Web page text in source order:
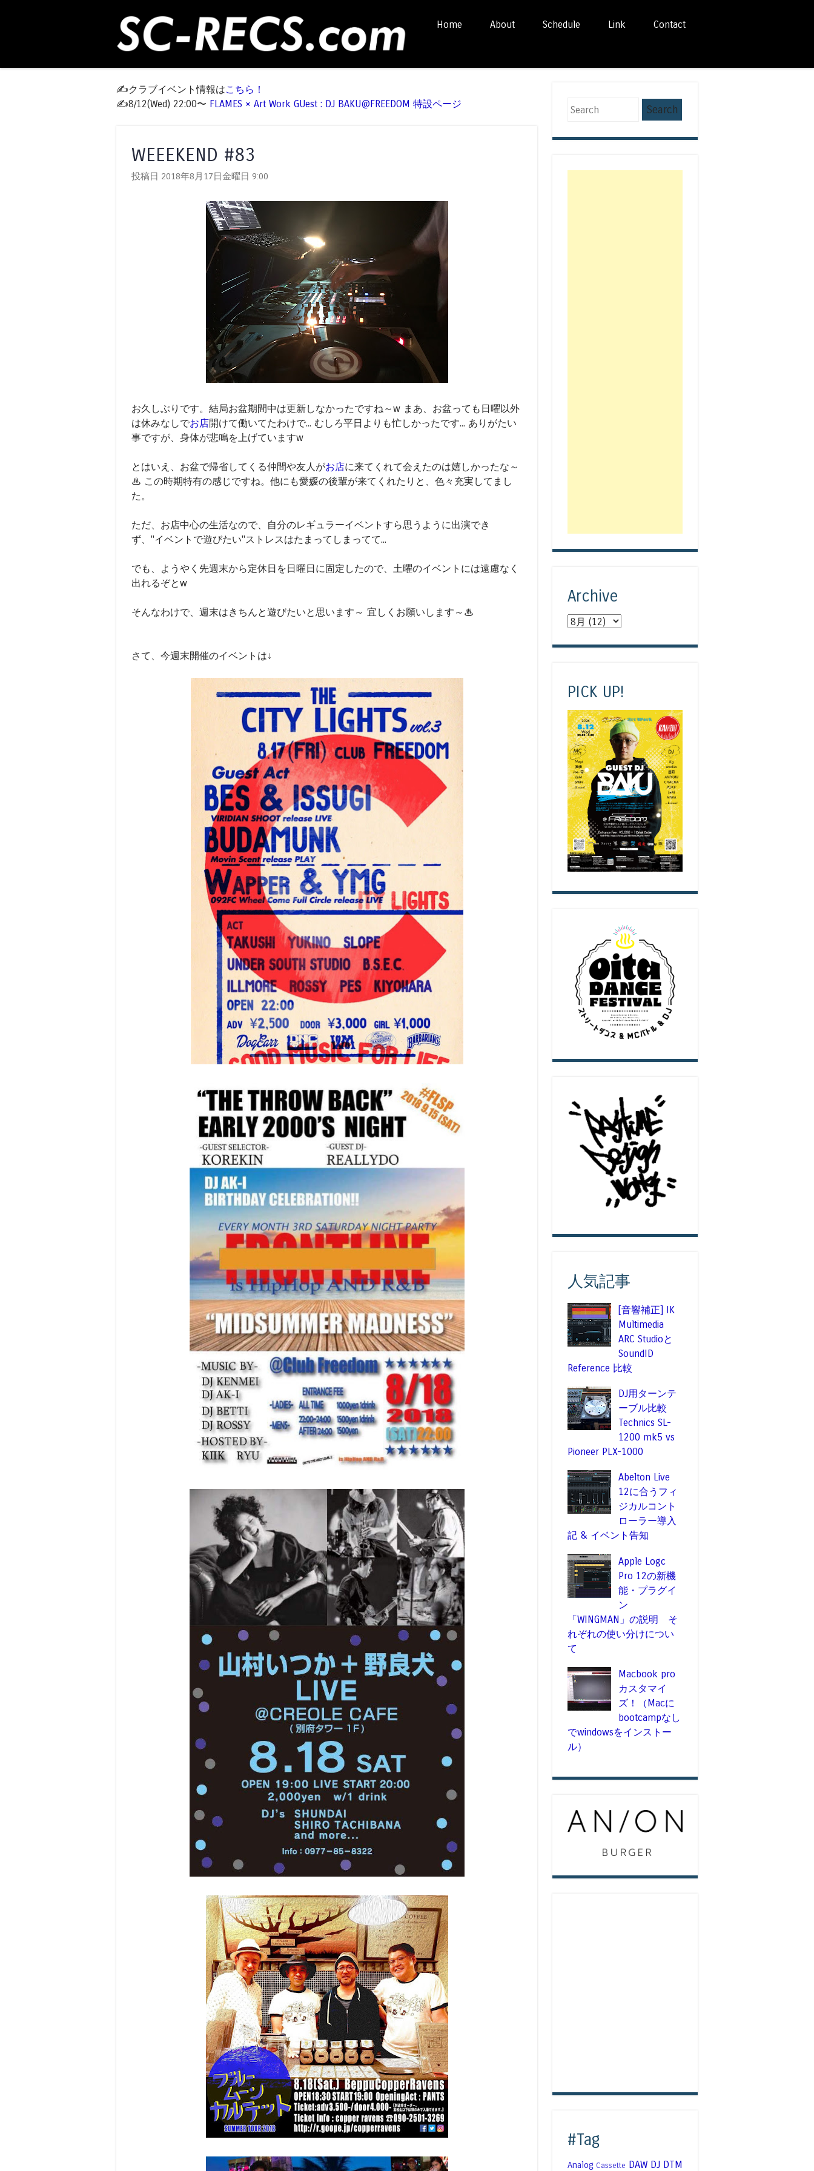
Skip to content
Home About Schedule Link Contact
✍️クラブイベント情報はこちら！
✍️8/12(Wed) 22:00〜 FLAMES × Art Work GUest : DJ BAKU@FREEDOM 特設ページ
WEEEKEND #83
投稿日 2018年8月17日金曜日 9:00
お久しぶりです。結局お盆期間中は更新しなかったですね～w まあ、お盆っても日曜以外
は休みなしでお店開けて働いてたわけで... むしろ平日よりも忙しかったです... ありがたい
事ですが、身体が悲鳴を上げていますw
とはいえ、お盆で帰省してくる仲間や友人がお店に来てくれて会えたのは嬉しかったな～
♨ この時期特有の感じですね。他にも愛媛の後輩が来てくれたりと、色々充実してまし
た。
ただ、お店中心の生活なので、自分のレギュラーイベントすら思うように出演でき
ず、"イベントで遊びたい"ストレスはたまってしまってて...
でも、ようやく先週末から定休日を日曜日に固定したので、土曜のイベントには遠慮なく
出れるぞとw
そんなわけで、週末はきちんと遊びたいと思います～ 宜しくお願いします～♨
さて、今週末開催のイベントは↓
Search
Archive
PICK UP!
人気記事
[音響補正] IK
Multimedia
ARC Studioと
SoundID
Reference 比較
DJ用ターンテ
ーブル比較
Technics SL-
1200 mk5 vs
Pioneer PLX-1000
Abelton Live
12に合うフィ
ジカルコント
ローラー導入
記 & イベント告知
Apple Logc
Pro 12の新機
能・プラグイ
ン
「WINGMAN」の説明 そ
れぞれの使い分けについ
て
Macbook pro
カスタマイ
ズ！（Macに
bootcampなし
でwindowsをインストー
ル）
#Tag
Analog Cassette DAW DJ DTM